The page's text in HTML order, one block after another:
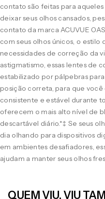
contato são feitas para
deixar seus olhos cansados,
contato da marca ACUVUE
com seus olhos únicos, o estilo
necessidades de correção da
astigmatismo, essas lentes de
estabilizado por pálpebras
posição correta, para que
consistente e estável durante
oferecem o mais alto nível de
descartável diário.*‡ Se seus
dia olhando para dispositivos
em ambientes desafiadores,
ajudam a manter seus olhos
QUEM VIU, VIU